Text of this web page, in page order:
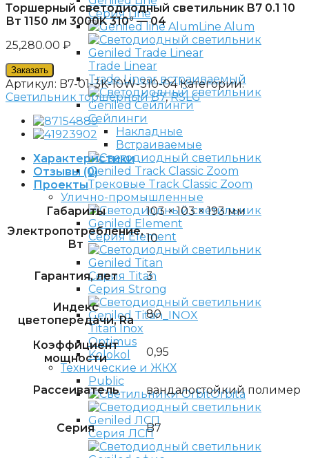
Серия Line
Line Alum
Trade Linear
Trade Linear встраиваемый
Сейлинги
Накладные
Встраиваемые
Трековые Track Classic Zoom
Улично-промышленные
Серия Element
Серия Titan
Серия Strong
Titan Inox
Optimus
Kolokol
Технические и ЖКХ
Public
Orbita
Серия ЛСП
Торшерный светодиодный светильник B7 0.1 10
Вт 1150 лм 3000K 310° — 04
25,280.00 ₽
Заказать
Артикул: B7-01-3K-10W-310-04 Категории:
Светильник торшерный B7,RSLG
Характеристики
Отзывы (0)
Проекты
Габариты
103 × 103 × 193 мм
Электропотребление,
Вт
10
Гарантия, лет 3
Индекс
цветопередачи, Ra
80
Коэффициент
мощности
0,95
Рассеиватель вандалостойкий полимер
Серия B7